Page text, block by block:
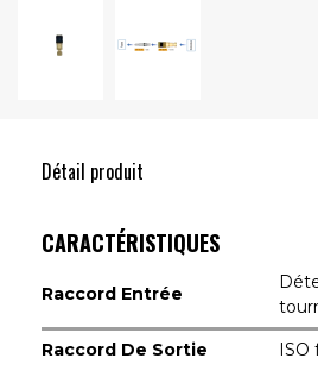
Détail produit
CARACTÉRISTIQUES
Raccord Entrée
Raccord De Sortie
ISO